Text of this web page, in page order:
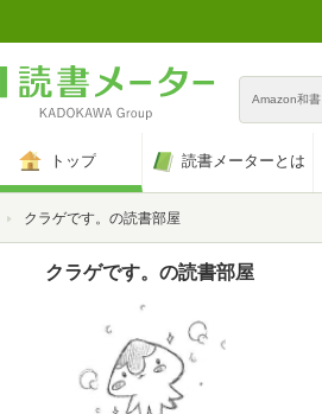
Amazon和書
トップ 読書メーターとは
トップクラゲです。の読書部屋
クラゲです。の読書部屋